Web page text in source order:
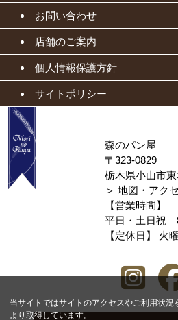
当サイトではサイトのアクセスやご利用状況
より取得しています。
お問い合わせ
店舗のご案内
個人情報保護方針
サイトポリシー
森のパン屋
〒323-0829
栃木県小山市
＞ 地図・アク
【営業時間】
平日・土日祝
【定休日】 火